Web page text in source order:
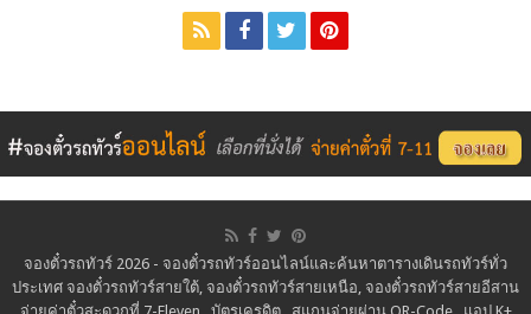
จองตั๋วรถทัวร์ 2026 - จองตั๋วรถทัวร์ออนไลน์และค้นหาตารางเดินรถทัวร์ทั่ว
ประเทศ จองตั๋วรถทัวร์สายใต้, จองตั๋วรถทัวร์สายเหนือ, จองตั๋วรถทัวร์สายอีสาน